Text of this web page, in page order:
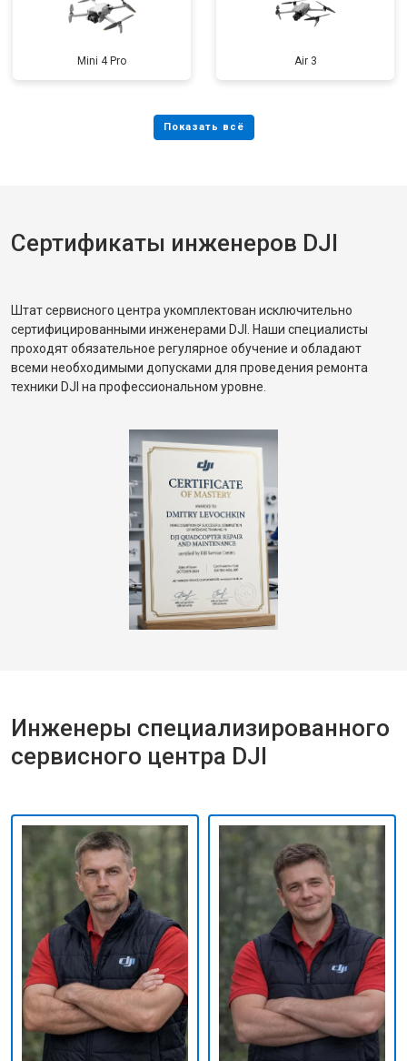
Mini 4 Pro Air 3
Сертификаты инженеров DJI
Штат сервисного центра укомплектован исключительно
сертифицированными инженерами DJI. Наши специалисты
проходят обязательное регулярное обучение и обладают
всеми необходимыми допусками для проведения ремонта
техники DJI на профессиональном уровне.
Инженеры специализированного
сервисного центра DJI